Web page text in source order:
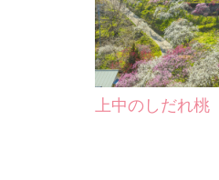
上中のしだれ桃